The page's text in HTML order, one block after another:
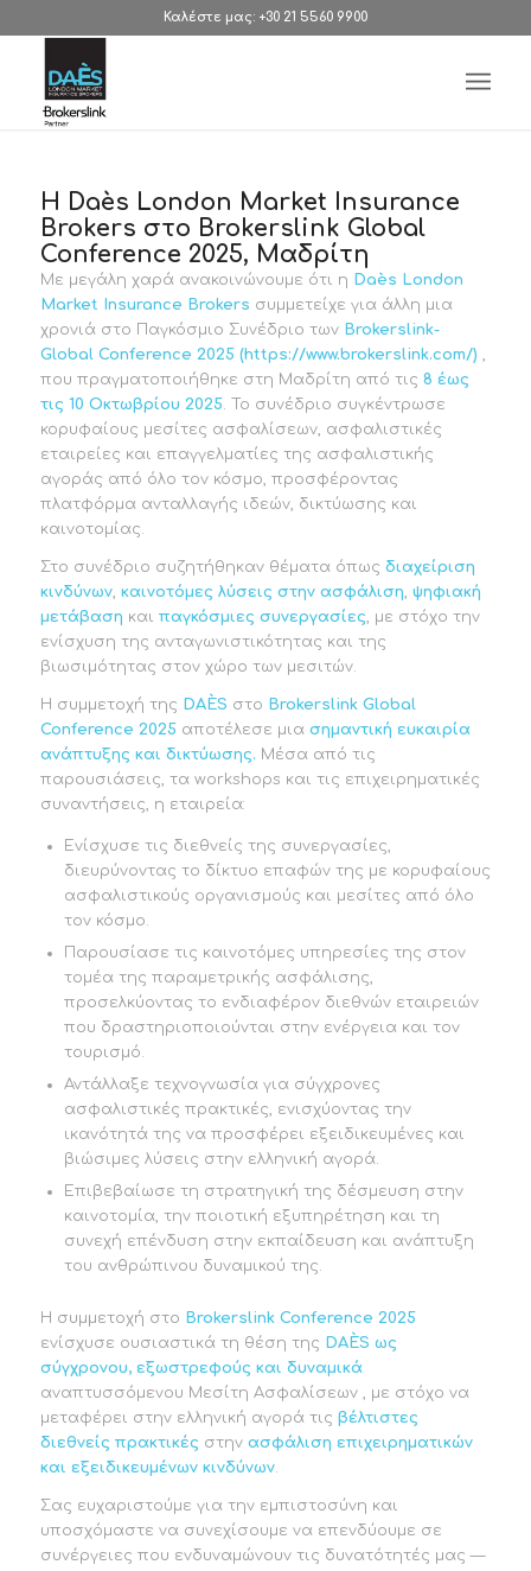
Καλέστε μας: +30 21 5560 9900
Η Daès London Market Insurance
Brokers στο Brokerslink Global
Conference 2025, Μαδρίτη
Με μεγάλη χαρά ανακοινώνουμε ότι η Daès London
Market
Insurance Brokers συμμετείχε για άλλη μια
χρονιά στο Παγκόσμιο Συνέδριο των Brokerslink-
Global Conference 2025 (https://www.brokerslink.com/) ,
που πραγματοποιήθηκε στη Μαδρίτη από τις 8 έως
τις 10 Οκτωβρίου 2025. Το συνέδριο συγκέντρωσε
κορυφαίους μεσίτες ασφαλίσεων, ασφαλιστικές
εταιρείες και επαγγελματίες της ασφαλιστικής
αγοράς από όλο τον κόσμο, προσφέροντας
πλατφόρμα ανταλλαγής ιδεών, δικτύωσης και
καινοτομίας.
Στο συνέδριο συζητήθηκαν θέματα όπως διαχείριση
κινδύνων, καινοτόμες λύσεις στην ασφάλιση, ψηφιακή
μετάβαση και παγκόσμιες συνεργασίες, με στόχο την
ενίσχυση της ανταγωνιστικότητας και της
βιωσιμότητας στον χώρο των μεσιτών.
Η συμμετοχή της DAÈS στο Brokerslink Global
Conference 2025 αποτέλεσε μια σημαντική ευκαιρία
ανάπτυξης και δικτύωσης. Μέσα από τις
παρουσιάσεις, τα workshops και τις επιχειρηματικές
συναντήσεις, η εταιρεία:
Ενίσχυσε τις διεθνείς της συνεργασίες,
διευρύνοντας το δίκτυο επαφών της με κορυφαίους
ασφαλιστικούς οργανισμούς και μεσίτες από όλο
τον κόσμο.
Παρουσίασε τις καινοτόμες υπηρεσίες της στον
τομέα της παραμετρικής ασφάλισης,
προσελκύοντας το ενδιαφέρον διεθνών εταιρειών
που δραστηριοποιούνται στην ενέργεια και τον
τουρισμό.
Αντάλλαξε τεχνογνωσία για σύγχρονες
ασφαλιστικές πρακτικές, ενισχύοντας την
ικανότητά της να προσφέρει εξειδικευμένες και
βιώσιμες λύσεις στην ελληνική αγορά.
Επιβεβαίωσε τη στρατηγική της δέσμευση στην
καινοτομία, την ποιοτική εξυπηρέτηση και τη
συνεχή επένδυση στην εκπαίδευση και ανάπτυξη
του ανθρώπινου δυναμικού της.
Η συμμετοχή στο Brokerslink Conference 2025
ενίσχυσε ουσιαστικά τη θέση της DAÈS ως
σύγχρονου, εξωστρεφούς και δυναμικά
αναπτυσσόμενου Μεσίτη Ασφαλίσεων , με στόχο να
μεταφέρει στην ελληνική αγορά τις βέλτιστες
διεθνείς πρακτικές στην ασφάλιση επιχειρηματικών
και εξειδικευμένων κινδύνων.
Σας ευχαριστούμε για την εμπιστοσύνη και
υποσχόμαστε να συνεχίσουμε να επενδύουμε σε
συνέργειες που ενδυναμώνουν τις δυνατότητές μας —